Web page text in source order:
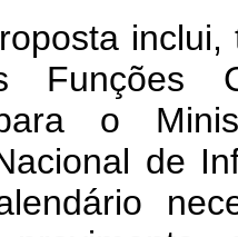
inclui,
Funções
para o
de